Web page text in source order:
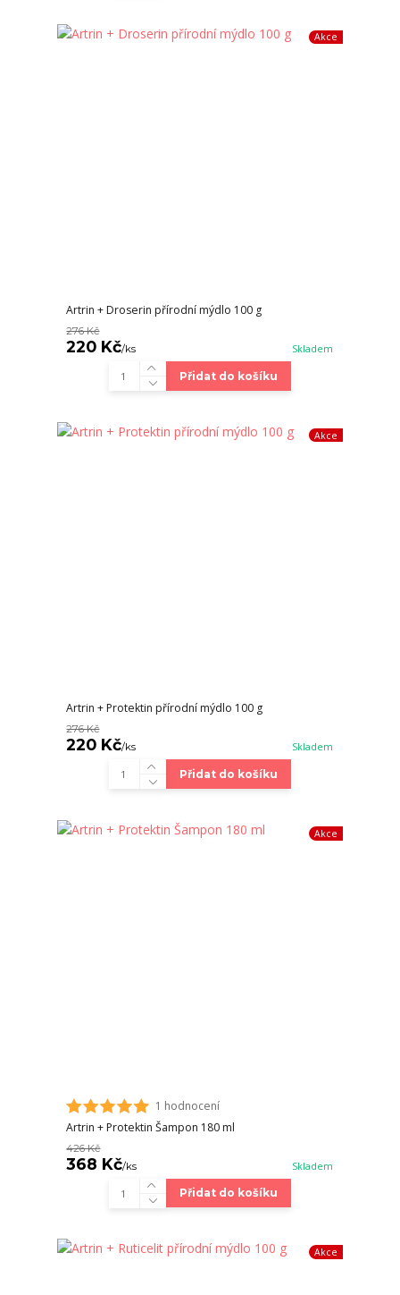
Akce
Artrin + Droserin přírodní mýdlo 100 g
276 Kč
220 Kč/ks Skladem
Přidat do košíku
Akce
Artrin + Protektin přírodní mýdlo 100 g
276 Kč
220 Kč/ks Skladem
Přidat do košíku
Akce
1 hodnocení
Artrin + Protektin Šampon 180 ml
426 Kč
368 Kč/ks Skladem
Přidat do košíku
Akce